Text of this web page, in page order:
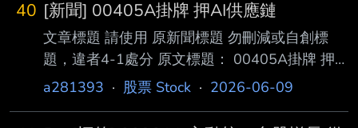
40 [新聞] 00405A掛牌 押AI供應鏈
文章標題 請使用 原新聞標題 勿刪減或自創標
題，違者4-1處分 原文標題： 00405A掛牌 押
AI供應鏈 原文連結：
a281393 · 股票 Stock · 2026-06-09